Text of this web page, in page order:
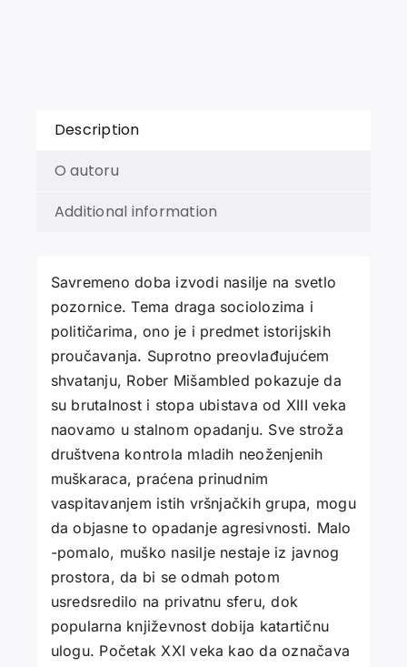
Description
O autoru
Additional information
Savremeno doba izvodi nasilje na svetlo
pozornice. Tema draga sociolozima i
političarima, ono je i predmet istorijskih
proučavanja. Suprotno preovlađujućem
shvatanju, Rober Mišambled pokazuje da
su brutalnost i stopa ubistava od XIII veka
naovamo u stalnom opadanju. Sve stroža
društvena kontrola mladih neoženjenih
muškaraca, praćena prinudnim
vaspitavanjem istih vršnjač­kih grupa, mogu
da objasne to opadanje agresivnosti. Malo
-pomalo, muško nasilje nestaje iz javnog
prostora, da bi se odmah potom
usredsredilo na privatnu sferu, dok
popularna književnost dobija katartičnu
ulogu. Početak XXI veka kao da označava